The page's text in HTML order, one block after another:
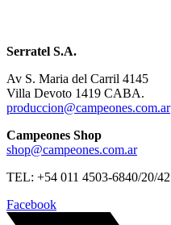
Serratel S.A.
Av S. Maria del Carril 4145
Villa Devoto 1419 CABA.
produccion@campeones.com.ar
Campeones Shop
shop@campeones.com.ar
TEL: +54 011 4503-6840/20/42
Facebook